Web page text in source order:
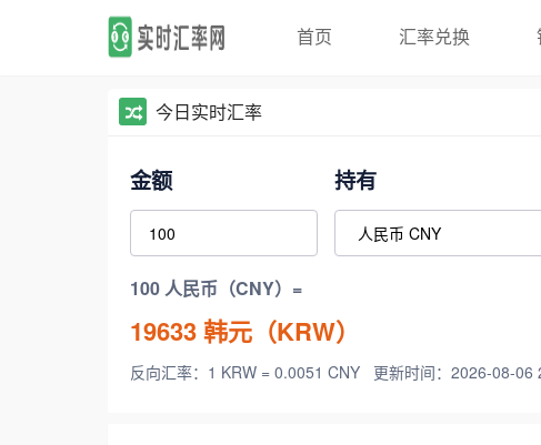
首页 汇率兑换
今日实时汇率
金额 持有
100 人民币（CNY）=
19633韩元（KRW）
反向汇率：1 KRW = 0.0051 CNY 更新时间：2026-08-06